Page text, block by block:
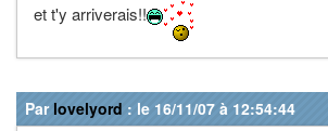
et t'y arriverais!!
Par lovelyord : le 16/11/07 à 12:54:44